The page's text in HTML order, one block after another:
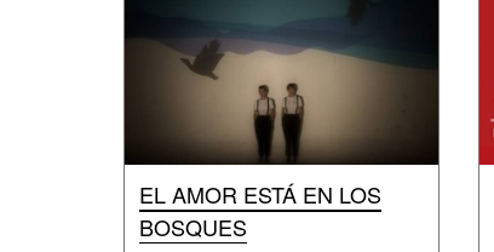
EL AMOR ESTÁ EN LOS
BOSQUES